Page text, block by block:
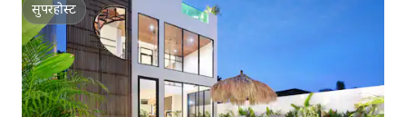
सुपरहोस्ट
सुपरहोस्ट